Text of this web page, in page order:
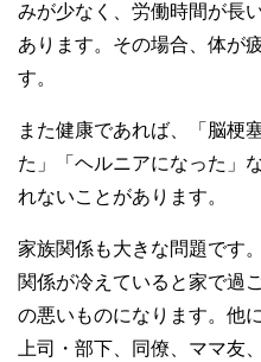
みが少なく、労働時間が長
あります。その場合、体が
す。
また健康であれば、「脳梗
た」「ヘルニアになった」
れないことがあります。
家族関係も大きな問題です
関係が冷えていると家で過
の悪いものになります。他
上司・部下、同僚、ママ友